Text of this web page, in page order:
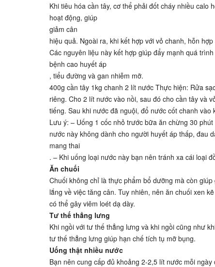
Khi tiêu hóa cần tây, cơ thể phải đốt cháy nhiều
hoạt động, giúp
giảm cân
hiệu quả. Ngoài ra, khi kết hợp với vỏ chanh, hỗn
Các nguyên liệu này kết hợp giúp đẩy mạnh quá
bệnh cao huyết áp
, tiểu đường và gan nhiễm mỡ.
400g cần tây 1kg chanh 2 lít nước Thực hiện: Rửa
riêng. Cho 2 lít nước vào nồi, sau đó cho cần tây và
tiếng. Sau khi nước đã nguội, đổ nước cốt chanh
Lưu ý: – Uống 1 cốc nhỏ trước bữa ăn chừng 30
nước này không dành cho người huyết áp thấp, đau
mang thai
. – Khi uống loại nước này bạn nên tránh xa cái loại
Ăn chuối
Chuối không chỉ là thực phẩm bổ dưỡng mà còn
lắng về việc tăng cân. Tuy nhiên, nên ăn chuối xen
có thể gây viêm loét dạ dày.
Tư thế thẳng lưng
Khi ngồi với tư thế thẳng lưng và khi ngồi cũng như
tư thế thẳng lưng giúp hạn chế tích tụ mỡ bụng.
Uống thật nhiều nước
Bạn nên cung cấp đủ khoảng 2-2,5 lít nước mỗi